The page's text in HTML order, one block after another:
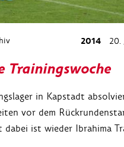
2014 20.
Trainingswoche
in Kapstadt
vor dem
dabei ist wieder Ibrahima